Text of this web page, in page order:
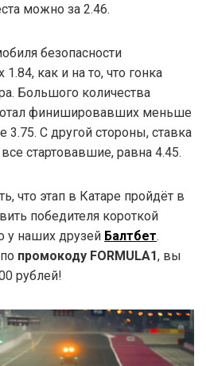
можно за 2.46.
безопасности
как и на то, что гонка
Большого количества
финишировавших меньше
3.75. С другой стороны, ставка
стартовавшие, равна 4.45.
что этап в Катаре пройдёт в
победителя короткой
у наших друзей Балтбет.
промокоду FORMULA1, вы
рублей!